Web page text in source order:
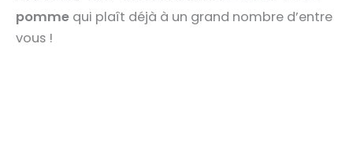
pomme qui plaît déjà à un grand nombre d’entre
vous !